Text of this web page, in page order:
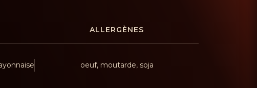
ALLERGÈNES
oeuf, moutarde, soja